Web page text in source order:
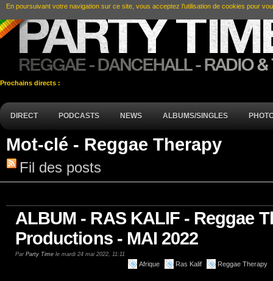
Prochains directs :
DIRECT PODCASTS NEWS ALBUMS/SINGLES
Mot-clé - Reggae Therapy
Fil des posts
ALBUM - RAS KALIF - Reggae
Productions - MAI 2022
Par Party Time le mardi 24 mai 2022, 11:11
Afrique Ras Kalif Reggae Therapy
En poursuivant votre navigation sur ce site, vous acceptez l’utilisation de cookies pour